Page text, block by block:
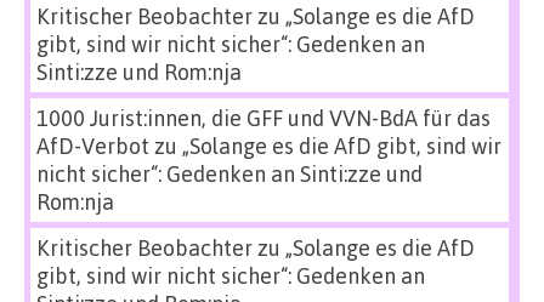
Kritischer Beobachterzu „Solange es die AfD
gibt, sind wir nicht sicher“: Gedenken an
Sinti:zze und Rom:nja
1000 Jurist:innen, die GFF und VVN-BdA für das
AfD-Verbot zu „Solange es die AfD gibt, sind wir
nicht sicher“: Gedenken an Sinti:zze und
Rom:nja
Kritischer Beobachterzu „Solange es die AfD
gibt, sind wir nicht sicher“: Gedenken an